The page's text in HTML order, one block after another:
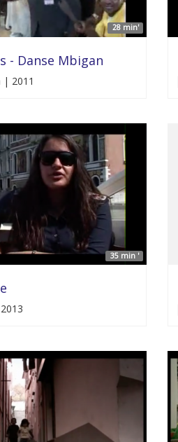
28 min'
- Danse Mbigan
2011
35 min '